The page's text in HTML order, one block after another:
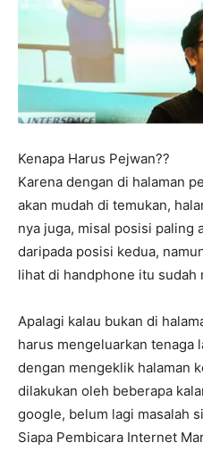
Kenapa Harus Pejwan??
Karena dengan di halaman
akan mudah di temukan,
nya juga, misal posisi paling
daripada posisi kedua,
lihat di handphone itu sudah
Apalagi kalau bukan di
harus mengeluarkan tenaga
dengan mengeklik halaman
dilakukan oleh beberapa
google, belum lagi masalah
Siapa Pembicara Internet